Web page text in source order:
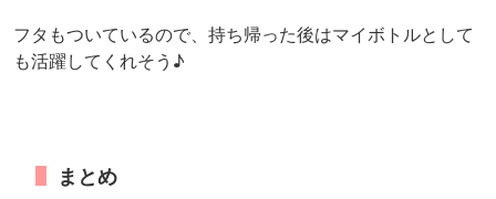
フタもついているので、持ち帰った後はマイボトルとして
も活躍してくれそう♪
まとめ